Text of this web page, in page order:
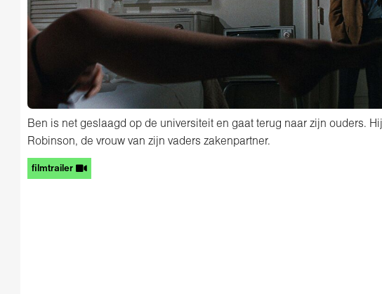
Ben is net geslaagd op de universiteit en gaat terug naar zijn ouders.
Robinson, de vrouw van zijn vaders zakenpartner.
filmtrailer